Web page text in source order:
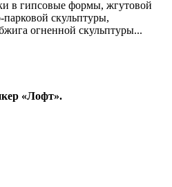
в гипсовые формы, жгутовой
парковой скульптуры,
огненной скульптуры...
«Лофт».